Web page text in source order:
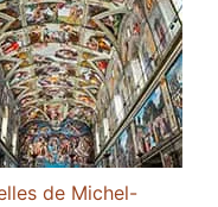
de Michel-